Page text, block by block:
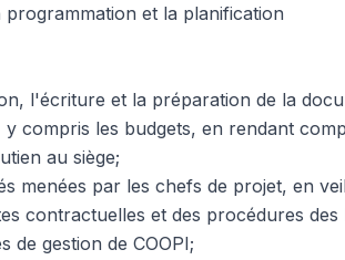
et la planification
l'écriture et la préparation de la
compris les budgets, en rendant
au siège;
menées par les chefs de projet, en
contractuelles et des procédures des
de gestion de COOPI;